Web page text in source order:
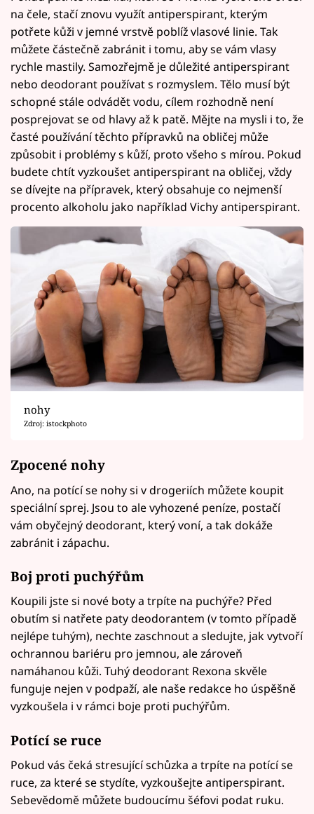
na čele, stačí znovu využít antiperspirant, kterým
potřete kůži v jemné vrstvě poblíž vlasové linie. Tak
můžete částečně zabránit i tomu, aby se vám vlasy
rychle mastily. Samozřejmě je důležité antiperspirant
nebo deodorant používat s rozmyslem. Tělo musí být
schopné stále odvádět vodu, cílem rozhodně není
posprejovat se od hlavy až k patě. Mějte na mysli i to, že
časté používání těchto přípravků na obličej může
způsobit i problémy s kůží, proto všeho s mírou. Pokud
budete chtít vyzkoušet antiperspirant na obličej, vždy
se dívejte na přípravek, který obsahuje co nejmenší
procento alkoholu jako například Vichy antiperspirant.
nohy
Zdroj: istockphoto
Zpocené nohy
Ano, na potící se nohy si v drogeriích můžete koupit
speciální sprej. Jsou to ale vyhozené peníze, postačí
vám obyčejný deodorant, který voní, a tak dokáže
zabránit i zápachu.
Boj proti puchýřům
Koupili jste si nové boty a trpíte na puchýře? Před
obutím si natřete paty deodorantem (v tomto případě
nejlépe tuhým), nechte zaschnout a sledujte, jak vytvoří
ochrannou bariéru pro jemnou, ale zároveň
namáhanou kůži. Tuhý deodorant Rexona skvěle
funguje nejen v podpaží, ale naše redakce ho úspěšně
vyzkoušela i v rámci boje proti puchýřům.
Potící se ruce
Pokud vás čeká stresující schůzka a trpíte na potící se
ruce, za které se stydíte, vyzkoušejte antiperspirant.
Sebevědomě můžete budoucímu šéfovi podat ruku.